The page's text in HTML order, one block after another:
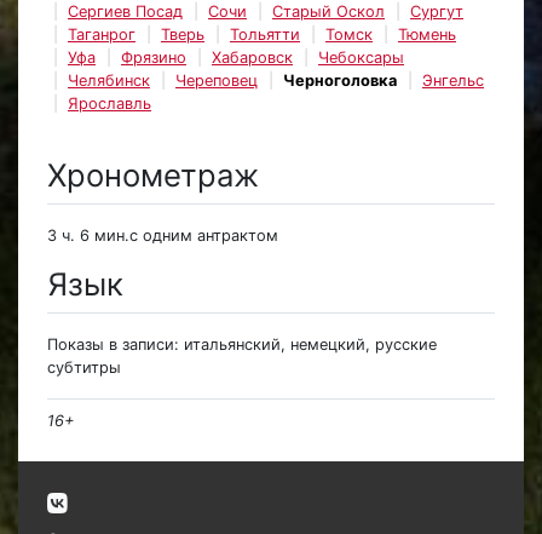
Сергиев Посад
Сочи Старый Оскол
Сургут
Таганрог
Тверь Тольятти Томск
Тюмень
Уфа
Фрязино Хабаровск
Чебоксары
Челябинск
Череповец Черноголовка
Энгельс
Ярославль
Хронометраж
3 ч. 6 мин.с одним антрактом
Язык
Показы в записи: итальянский, немецкий, русские
субтитры
16+